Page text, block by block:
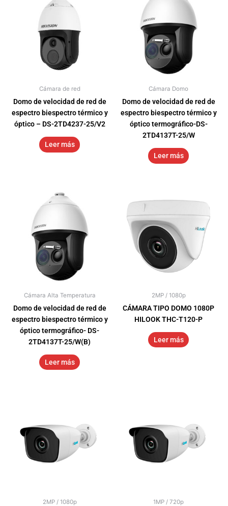
Cámara de red
Domo de velocidad de red de
espectro biespectro térmico y
óptico – DS-2TD4237-25/V2
Leer más
Cámara Domo
Domo de velocidad de red de
espectro biespectro térmico y
óptico termográfico-DS-
2TD4137T-25/W
Leer más
Cámara Alta Temperatura
Domo de velocidad de red de
espectro biespectro térmico y
óptico termográfico- DS-
2TD4137T-25/W(B)
Leer más
2MP / 1080p
CÁMARA TIPO DOMO 1080P
HILOOK THC-T120-P
Leer más
2MP / 1080p 1MP / 720p